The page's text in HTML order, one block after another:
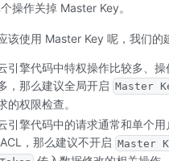
操作关掉 Master Key。
该使用 Master Key 呢，我们的
引擎代码中特权操作比较多、
，那么建议全局开启 Master
的权限检查。
引擎代码中的请求通常和单个用
，那么建议不开启 Master